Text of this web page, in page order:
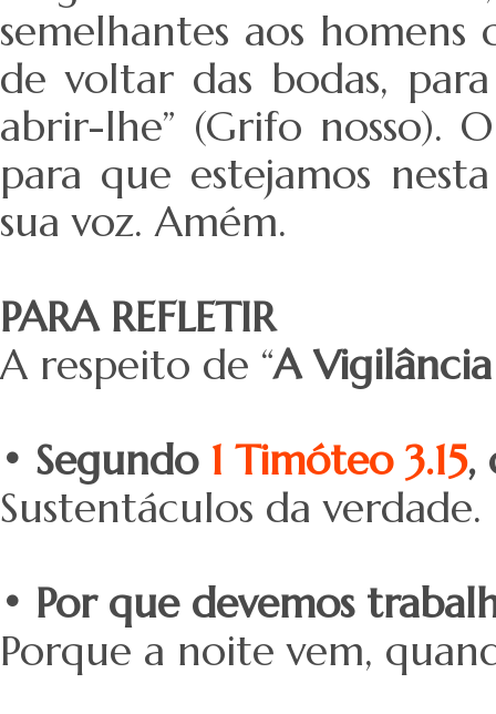
semelhantes aos
de voltar das bodas,
abrir-lhe” (Grifo nosso).
para que estejamos
sua voz. Amém.
PARA REFLETIR
A respeito de “A
• Segundo 1 Timóteo 3.15,
Sustentáculos da verdade.
• Por que devemos
Porque a noite vem,